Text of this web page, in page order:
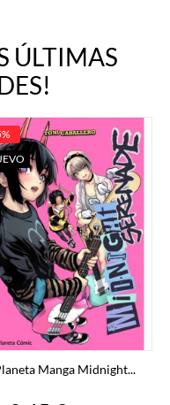
ÚLTIMAS
Manga Midnight...